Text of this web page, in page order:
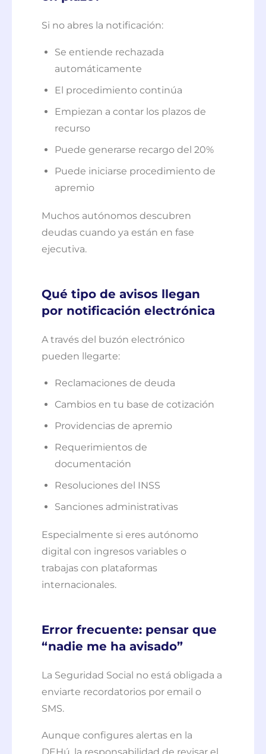
Si no abres la notificación:
Se entiende rechazada
automáticamente
El procedimiento continúa
Empiezan a contar los plazos de
recurso
Puede generarse recargo del 20%
Puede iniciarse procedimiento de
apremio
Muchos autónomos descubren
deudas cuando ya están en fase
ejecutiva.
Qué tipo de avisos llegan
por notificación electrónica
A través del buzón electrónico
pueden llegarte:
Reclamaciones de deuda
Cambios en tu base de cotización
Providencias de apremio
Requerimientos de
documentación
Resoluciones del INSS
Sanciones administrativas
Especialmente si eres autónomo
digital con ingresos variables o
trabajas con plataformas
internacionales.
Error frecuente: pensar que
“nadie me ha avisado”
La Seguridad Social no está obligada a
enviarte recordatorios por email o
SMS.
Aunque configures alertas en la
DEHú, la responsabilidad de revisar el